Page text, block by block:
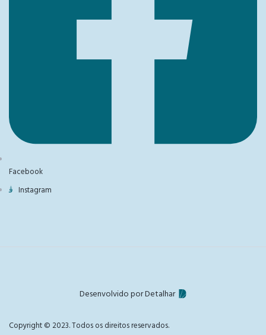
Facebook
Instagram
Desenvolvido por Detalhar
Copyright © 2023. Todos os direitos reservados.